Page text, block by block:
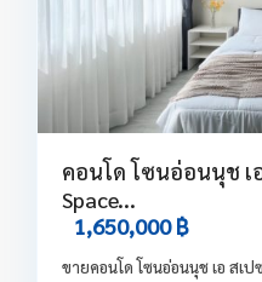
คอนโด โซนอ่อนนุช เ
Space...
1,650,000 ฿
ขายคอนโด โซนอ่อนนุช เอ สเ